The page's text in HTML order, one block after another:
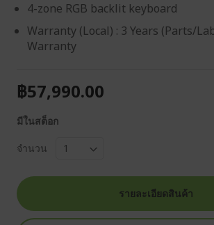
4-zone RGB backlit keyboard
Warranty (Local) : 3 Years (Parts/
Warranty
฿57,990.00
มีในสต็อก
จำนวน
รายละเอียดสินค้า